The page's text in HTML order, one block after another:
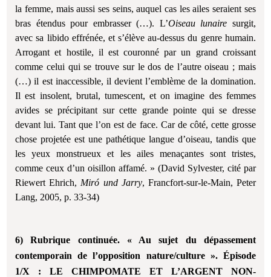
la femme, mais aussi ses seins, auquel cas les ailes seraient ses
bras étendus pour embrasser (…). L’Oiseau lunaire surgit,
avec sa libido effrénée, et s’élève au-dessus du genre humain.
Arrogant et hostile, il est couronné par un grand croissant
comme celui qui se trouve sur le dos de l’autre oiseau ; mais
(…) il est inaccessible, il devient l’emblème de la domination.
Il est insolent, brutal, tumescent, et on imagine des femmes
avides se précipitant sur cette grande pointe qui se dresse
devant lui. Tant que l’on est de face. Car de côté, cette grosse
chose projetée est une pathétique langue d’oiseau, tandis que
les yeux monstrueux et les ailes menaçantes sont tristes,
comme ceux d’un oisillon affamé. » (David Sylvester, cité par
Riewert Ehrich, Miró und Jarry, Francfort-sur-le-Main, Peter
Lang, 2005, p. 33-34)
6) Rubrique continuée. « Au sujet du dépassement
contemporain de l’opposition nature/culture ». Épisode
1/X : LE CHIMPOMATE ET L’ARGENT NON-